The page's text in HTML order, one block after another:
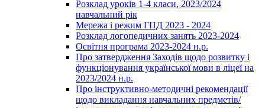
Розклад уроків 1-4 класи, 2023/2024
навчальний рік
Мережа і режим ГПД 2023 - 2024
Розклад логопедичних занять 2023-2024
Освітня програма 2023-2024 н.р.
Про затвердження Заходів щодо розвитку і
функціонування української мови в ліцеї на
2023/2024 н.р.
Про інструктивно-методичні рекомендації
щодо викладання навчальних предметів/